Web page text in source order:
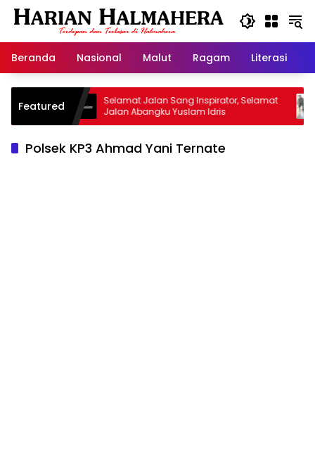
Langsung
Beranda
Nasional Malut Ragam Literasi
Featured
Selamat Jalan Sang Inspirator, Selamat
Jalan Abangku Yuslam Idris
Polsek KP3 Ahmad Yani Ternate